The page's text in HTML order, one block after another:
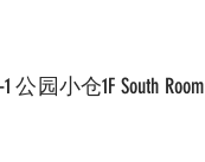
园小仓1F South Room